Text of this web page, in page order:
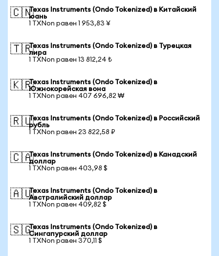
🇨🇳Texas Instruments (Ondo Tokenized) в Китайский
юань
1 TXNon равен 1 953,83 ¥
🇹🇷Texas Instruments (Ondo Tokenized) в Турецкая
лира
1 TXNon равен 13 812,24 ₺
🇰🇷Texas Instruments (Ondo Tokenized) в
Южнокорейская вона
1 TXNon равен 407 696,82 ₩
🇷🇺Texas Instruments (Ondo Tokenized) в Российский
рубль
1 TXNon равен 23 822,58 ₽
🇨🇦Texas Instruments (Ondo Tokenized) в Канадский
доллар
1 TXNon равен 403,98 $
🇦🇺Texas Instruments (Ondo Tokenized) в
Австралийский доллар
1 TXNon равен 409,82 $
🇸🇬Texas Instruments (Ondo Tokenized) в
Сингапурский доллар
1 TXNon равен 370,11 $